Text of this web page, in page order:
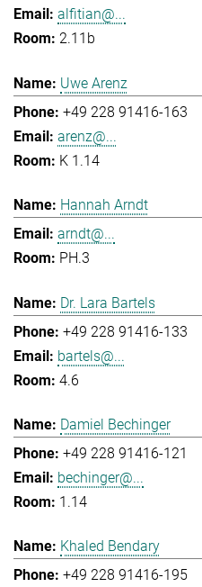
alfitian@...
2.11b
Uwe Arenz
+49 228 91416-163
arenz@...
K 1.14
Hannah Arndt
arndt@...
PH.3
Dr. Lara Bartels
+49 228 91416-133
bartels@...
4.6
Damiel Bechinger
+49 228 91416-121
bechinger@...
1.14
Khaled Bendary
+49 228 91416-195